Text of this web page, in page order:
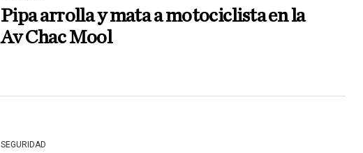
Pipa arrolla y mata a motociclista en la
Av Chac Mool
SEGURIDAD